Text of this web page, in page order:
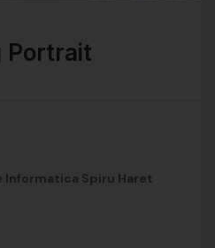
Portrait
Informatica Spiru Haret